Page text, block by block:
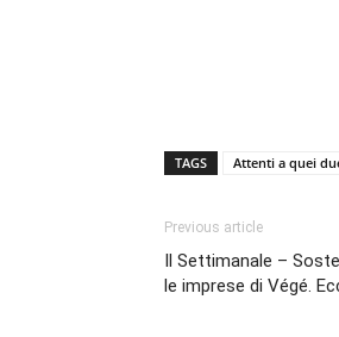
TAGS Attenti a quei
Previous article
Il Settimanale –
le imprese di Végé.